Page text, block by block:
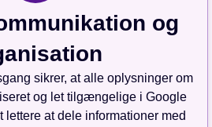
og
sikrer, at alle oplysninger om
og let tilgængelige i Google
lettere at dele informationer med